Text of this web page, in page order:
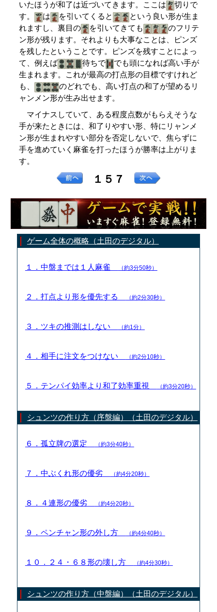
いたほうが和了は近づいてきます。ここは
切りで
す。
は を引いてくると
という良い形が生ま
れますし、裏目の
を引いてきても
のフリテ
ン形が残ります。それよりも大事なことは、ピンズ
を残したということです。ピンズを残すことによっ
て、例えば
待ちで
でも頭になれば高い手が
生まれます。これが最高の打点形の目標ですけれど
も、
のどれでも、高い打点の和了が望めるリ
ャンメン形が生み出せます。
マイナスしていて、ある程度点数がもらえそうな
手が来たときには、和了りやすい形、特にリャンメ
ン形が生まれやすい部分を否定しないで、焦らずに
手を進めていく麻雀を打ったほうが勝率は上がりま
す。
１５７
ゲーム全体の概略（土田のデジタル）
１．中盤までは１人麻雀 （約3分50秒）
２．打点より形を優先する （約2分30秒）
３．ツキの推測はしない （約1分）
４．相手に注文をつけない （約2分10秒）
５．テンパイ効率より和了効率重視 （約3分20秒）
シュンツの作り方（序盤編）（土田のデジタル）
６．孤立牌の選定 （約3分40秒）
７．中ぶくれ形の優劣 （約4分20秒）
８．４連形の優劣 （約4分20秒）
９．ペンチャン形の外し方 （約4分40秒）
１０．２４・６８形の壊し方 （約4分30秒）
シュンツの作り方（中盤編）（土田のデジタル）